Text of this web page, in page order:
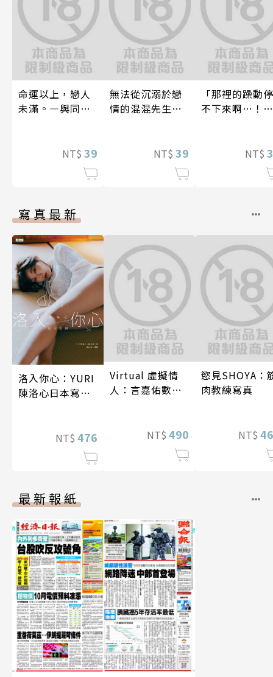
命運以上，戀人
未滿。―與同期α
NT$ 39
無法從沉溺於戀
情的混混先生
NT$ 39
「那裡的躁動停
不下來啊…！」
滿人電車(第12
NT$
寫真最新
洛入你心：YURI
陳洛心日本寫真
NT$ 476
Virtual 虛擬情
人：言嘉佑數位
NT$ 490
慾見SHOYA：
肉教練寫真
NT$
最新報紙